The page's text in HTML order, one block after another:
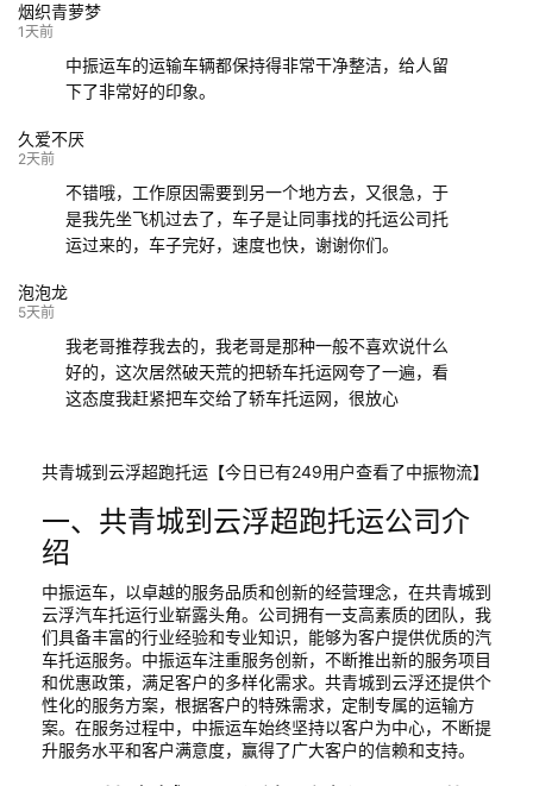
烟织青萝梦
1天前
中振运车的运输车辆都保持得非常干净整洁，给人留
下了非常好的印象。
久爱不厌
2天前
不错哦，工作原因需要到另一个地方去，又很急，于
是我先坐飞机过去了，车子是让同事找的托运公司托
运过来的，车子完好，速度也快，谢谢你们。
泡泡龙
5天前
我老哥推荐我去的，我老哥是那种一般不喜欢说什么
好的，这次居然破天荒的把轿车托运网夸了一遍，看
这态度我赶紧把车交给了轿车托运网，很放心
共青城到云浮超跑托运【今日已有249用户查看了中振物流】
一、共青城到云浮超跑托运公司介
绍
中振运车，以卓越的服务品质和创新的经营理念，在共青城到
云浮汽车托运行业崭露头角。公司拥有一支高素质的团队，我
们具备丰富的行业经验和专业知识，能够为客户提供优质的汽
车托运服务。中振运车注重服务创新，不断推出新的服务项目
和优惠政策，满足客户的多样化需求。共青城到云浮还提供个
性化的服务方案，根据客户的特殊需求，定制专属的运输方
案。在服务过程中，中振运车始终坚持以客户为中心，不断提
升服务水平和客户满意度，赢得了广大客户的信赖和支持。